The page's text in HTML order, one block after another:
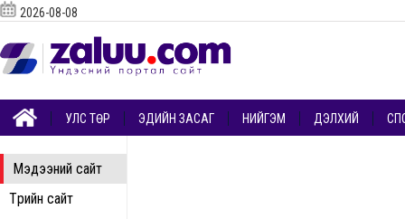
Мэдээний сайт
Төрийн сайт
2026-08-08
УЛС ТӨР ЭДИЙН ЗАСАГ НИЙГЭМ ДЭЛХИЙ